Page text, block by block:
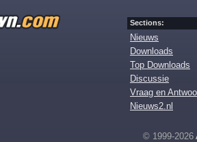
Sections:
Nieuws
Downloads
Top Downloads
Discussie
Vraag en
Nieuws2.nl
© 1999-2026